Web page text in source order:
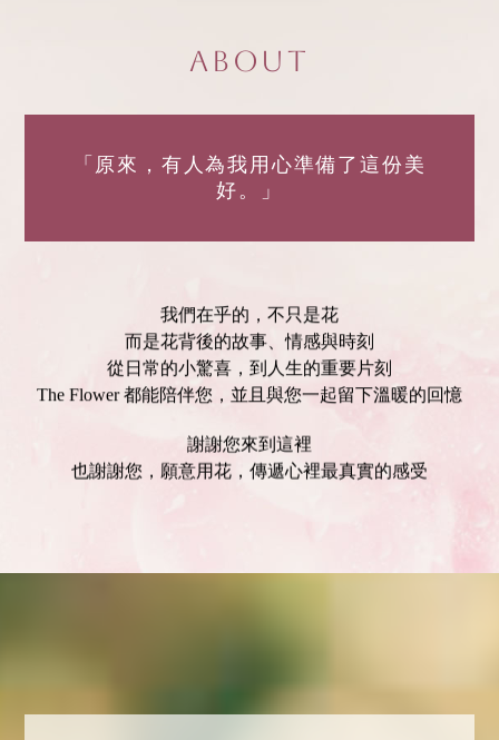
About
「原來，有人為我用心準備了這份美
好。」
我們在乎的，不只是花
而是花背後的故事、情感與時刻
從日常的小驚喜，到人生的重要片刻
The Flower 都能陪伴您，並且與您一起留下溫暖的回憶
謝謝您來到這裡
也謝謝您，願意用花，傳遞心裡最真實的感受